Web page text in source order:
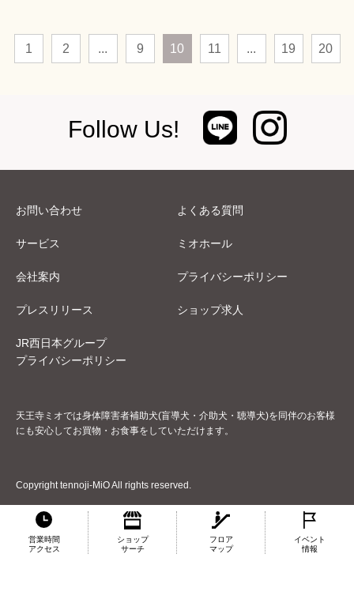
1 2 ... 9 10 11 ... 19 20
Follow Us!
営業時間
アクセス
ショップ
サーチ
フロア
マップ
イベント
情報
お問い合わせ よくある質問
サービス ミオホール
会社案内 プライバシーポリシー
プレスリリース ショップ求人
JR西日本グループ
プライバシーポリシー
天王寺ミオでは身体障害者補助犬(盲導犬・介助犬・聴導犬)を同伴のお客様
にも安心してお買物・お食事をしていただけます。
Copyright tennoji-MiO All rights reserved.